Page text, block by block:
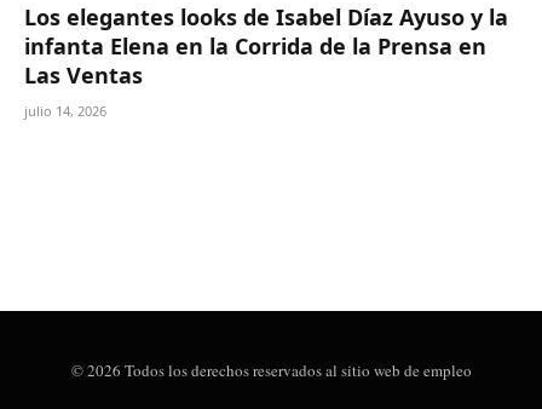
Los elegantes looks de Isabel Díaz Ayuso y la
infanta Elena en la Corrida de la Prensa en
Las Ventas
julio 14, 2026
© 2026 Todos los derechos reservados al sitio web de empleo